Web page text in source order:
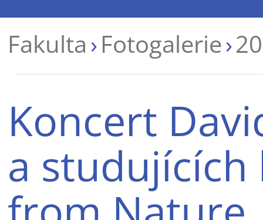
Fakulta Fotogalerie
Koncert
a